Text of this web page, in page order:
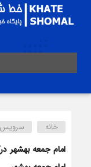
خانه سرویس
امام جمعه